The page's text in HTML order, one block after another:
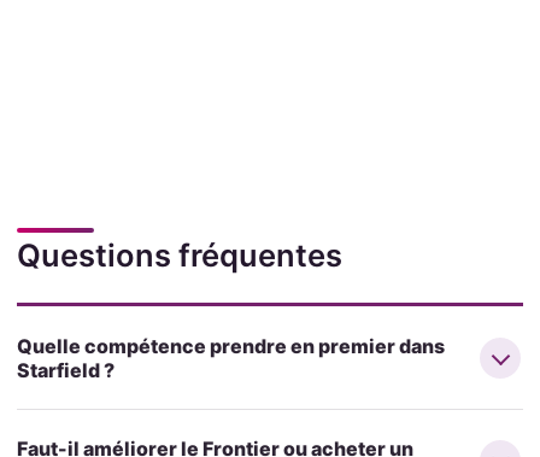
Questions fréquentes
Quelle compétence prendre en premier dans
Starfield ?
Faut-il améliorer le Frontier ou acheter un